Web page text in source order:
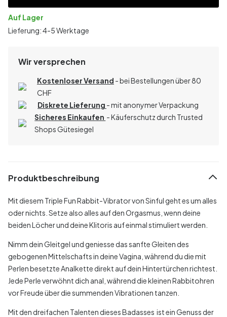
Auf Lager
Lieferung: 4-5 Werktage
Wir versprechen
Kostenloser Versand - bei Bestellungen über 80
CHF
Diskrete Lieferung - mit anonymer Verpackung
Sicheres Einkaufen - Käuferschutz durch Trusted
Shops Gütesiegel
Produktbeschreibung
Mit diesem Triple Fun Rabbit-Vibrator von Sinful geht es um alles
oder nichts. Setze also alles auf den Orgasmus, wenn deine
beiden Löcher und deine Klitoris auf einmal stimuliert werden.
Nimm dein Gleitgel und geniesse das sanfte Gleiten des
gebogenen Mittelschafts in deine Vagina, während du die mit
Perlen besetzte Analkette direkt auf dein Hintertürchen richtest.
Jede Perle verwöhnt dich anal, während die kleinen Rabbitohren
vor Freude über die summenden Vibrationen tanzen.
Mit den dreifachen Talenten dieses Badasses ist ein Genuss der